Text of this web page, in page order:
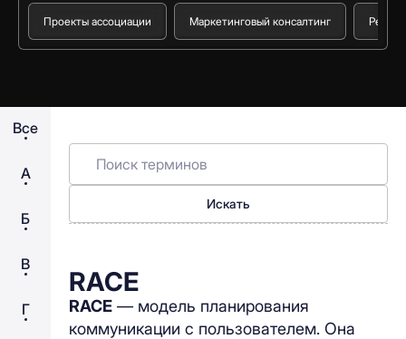
Проекты ассоциации Маркетинговый консалтинг
Все
А
Б
В
Г
Искать
RACE
RACE — модель планирования
коммуникации с пользователем. Она